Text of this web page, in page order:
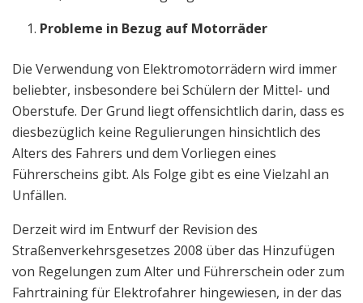
Probleme in Bezug auf Motorräder
Die Verwendung von Elektromotorrädern wird immer
beliebter, insbesondere bei Schülern der Mittel- und
Oberstufe. Der Grund liegt offensichtlich darin, dass es
diesbezüglich keine Regulierungen hinsichtlich des
Alters des Fahrers und dem Vorliegen eines
Führerscheins gibt. Als Folge gibt es eine Vielzahl an
Unfällen.
Derzeit wird im Entwurf der Revision des
Straßenverkehrsgesetzes 2008 über das Hinzufügen
von Regelungen zum Alter und Führerschein oder zum
Fahrtraining für Elektrofahrer hingewiesen, in der das